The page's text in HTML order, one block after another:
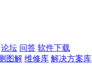
论坛 问答 软件下载
图解 维修库 解决方案库